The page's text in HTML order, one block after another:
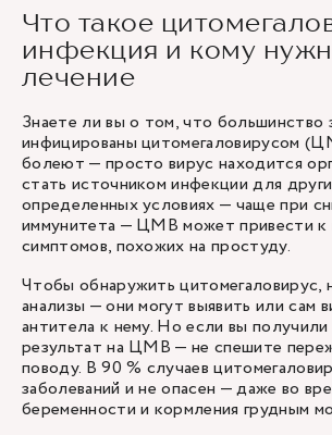
Что такое
инфекция и кому
лечение
Знаете ли вы о том, что
инфицированы цитомегаловирусом
болеют — просто вирус находится
стать источником инфекции для
определенных условиях — чаще при
иммунитета — ЦМВ может привести к
симптомов, похожих на простуду.
Чтобы обнаружить цитомегаловирус,
анализы — они могут выявить или сам
антитела к нему. Но если вы
результат на ЦМВ — не спешите
поводу. В 90 % случаев
заболеваний и не опасен — даже во
беременности и кормления грудным